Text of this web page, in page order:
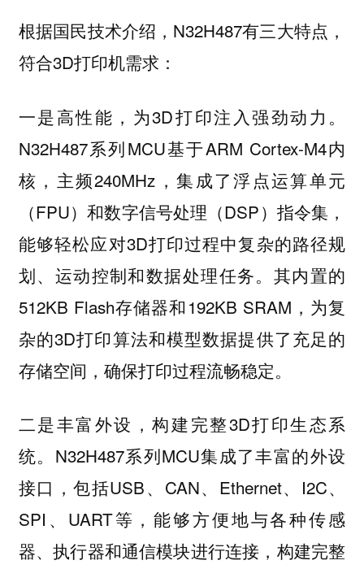
根据国民技术介绍，N32H487有三大特点，
符合3D打印机需求：
一是高性能，为3D打印注入强劲动力。
N32H487系列MCU基于ARM Cortex-M4内
核，主频240MHz，集成了浮点运算单元
（FPU）和数字信号处理（DSP）指令集，
能够轻松应对3D打印过程中复杂的路径规
划、运动控制和数据处理任务。其内置的
512KB Flash存储器和192KB SRAM，为复
杂的3D打印算法和模型数据提供了充足的
存储空间，确保打印过程流畅稳定。
二是丰富外设，构建完整3D打印生态系
统。N32H487系列MCU集成了丰富的外设
接口，包括USB、CAN、Ethernet、I2C、
SPI、UART等，能够方便地与各种传感
器、执行器和通信模块进行连接，构建完整